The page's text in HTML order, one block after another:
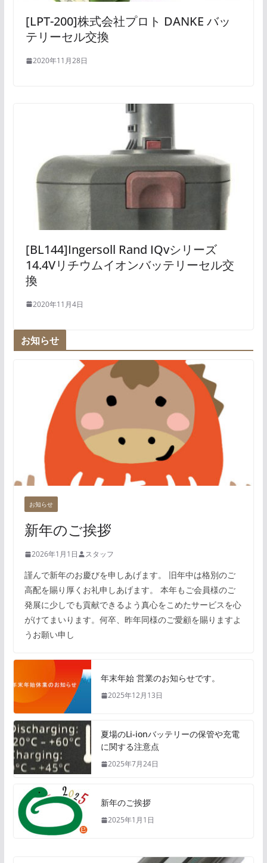
[LPT-200]株式会社プロト DANKE バッ
テリーセル交換
2020年11月28日
[BL144]Ingersoll Rand IQvシリーズ
14.4Vリチウムイオンバッテリーセル交
換
2020年11月4日
お知らせ
お知らせ
新年のご挨拶
2026年1月1日 スタッフ
謹んで新年のお慶びを申しあげます。 旧年中は格別のご
高配を賜り厚くお礼申しあげます。 本年もご会員様のご
発展に少しでも貢献できるよう真心をこめたサービスを心
がけてまいります。何卒、昨年同様のご愛顧を賜りますよ
うお願い申し
年末年始 営業のお知らせです。
2025年12月13日
夏場のLi-ionバッテリーの保管や充電
に関する注意点
2025年7月24日
新年のご挨拶
2025年1月1日